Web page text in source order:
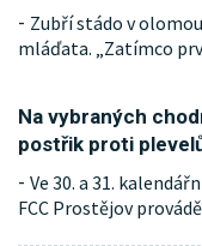
- Zubří stádo v
mláďata. „Zatímco
Na vybraných
postřik proti
- Ve 30. a 31.
FCC Prostějov